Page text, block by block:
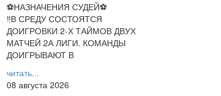
⚽НАЗНАЧЕНИЯ СУДЕЙ⚽
‼В СРЕДУ СОСТОЯТСЯ
ДОИГРОВКИ 2-Х ТАЙМОВ ДВУХ
МАТЧЕЙ 2А ЛИГИ. КОМАНДЫ
ДОИГРЫВАЮТ В
читать...
08 августа 2026